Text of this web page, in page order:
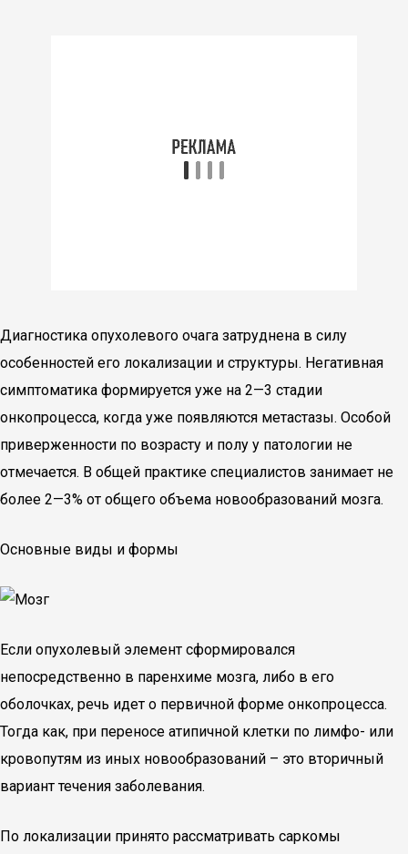
Диагностика опухолевого очага затруднена в силу
особенностей его локализации и структуры. Негативная
симптоматика формируется уже на 2—3 стадии
онкопроцесса, когда уже появляются метастазы. Особой
приверженности по возрасту и полу у патологии не
отмечается. В общей практике специалистов занимает не
более 2—3% от общего объема новообразований мозга.
Основные виды и формы
Если опухолевый элемент сформировался
непосредственно в паренхиме мозга, либо в его
оболочках, речь идет о первичной форме онкопроцесса.
Тогда как, при переносе атипичной клетки по лимфо- или
кровопутям из иных новообразований – это вторичный
вариант течения заболевания.
По локализации принято рассматривать саркомы